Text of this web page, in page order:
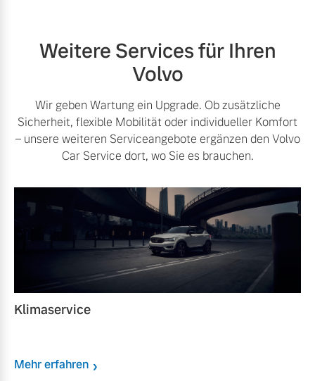
Mehr erfahren
Raumklima, in Ihrem Volvo, sondern auch für eine
höhere Wirtschaftlichkeit durch eine bessere Effizienz
auch bei höheren Temperaturen.
Mehr erfahren
Weitere Services für Ihren
Volvo
Wir geben Wartung ein Upgrade. Ob zusätzliche
Sicherheit, flexible Mobilität oder individueller Komfort
– unsere weiteren Serviceangebote ergänzen den Volvo
Car Service dort, wo Sie es brauchen.
Klimaservice
Mehr erfahren